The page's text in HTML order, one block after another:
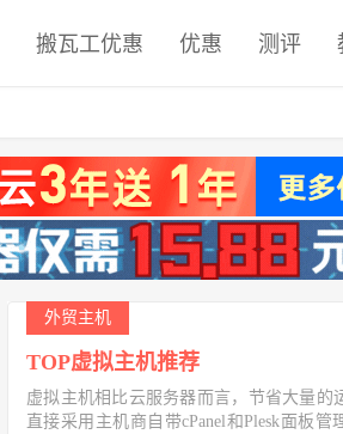
搬瓦工优惠 优惠 测评
外贸主机
TOP虚拟主机推荐
虚拟主机相比云服务器而言，节省大量的
直接采用主机商自带cPanel和Plesk面板管